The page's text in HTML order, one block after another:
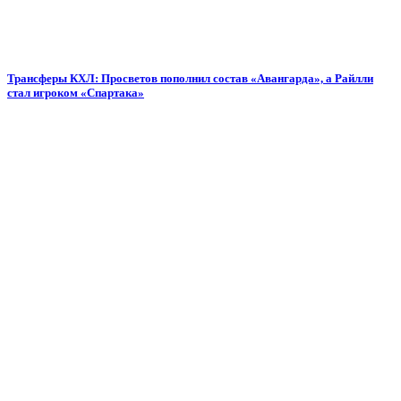
Трансферы КХЛ: Просветов пополнил состав «Авангарда», а Райлли
стал игроком «Спартака»